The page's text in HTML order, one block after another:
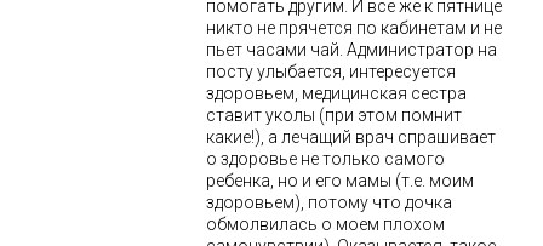
помогать другим. И все же к пятнице
никто не прячется по кабинетам и не
пьет часами чай. Администратор на
посту улыбается, интересуется
здоровьем, медицинская сестра
ставит уколы (при этом помнит
какие!), а лечащий врач спрашивает
о здоровье не только самого
ребенка, но и его мамы (т.е. моим
здоровьем), потому что дочка
обмолвилась о моем плохом